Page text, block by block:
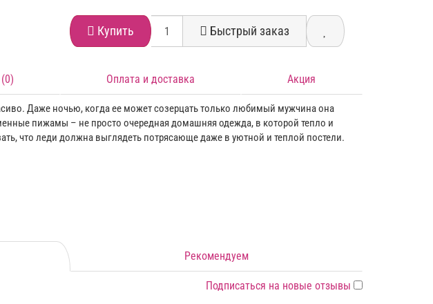
Купить Быстрый заказ
Оплата и доставка Акция
Даже ночью, когда ее может созерцать только любимый мужчина она
пижамы – не просто очередная домашняя одежда, в которой тепло и
что леди должна выглядеть потрясающе даже в уютной и теплой постели.
Рекомендуем
Подписаться на новые отзывы